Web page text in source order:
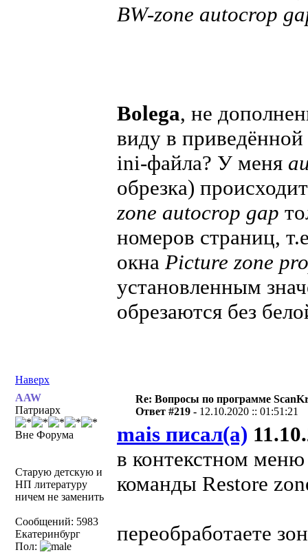
BW-zone autocrop
Bolega, не
виду в
ini-файла? У меня
обрезка)
zone autocrop gap
номеров страниц,
окна Picture zone
установленным
обрезаются без
Наверх
AAW
Патриарх
Вне Форума
Старую детскую и
НП литературу
ничем не заменить
Сообщений: 5983
Екатеринбург
Пол:
Re: Вопросы по программе
Ответ #219 - 12.10.2020 :: 01:51:21
mais писал(а)
в контекстном
команды Restore
переобработаете